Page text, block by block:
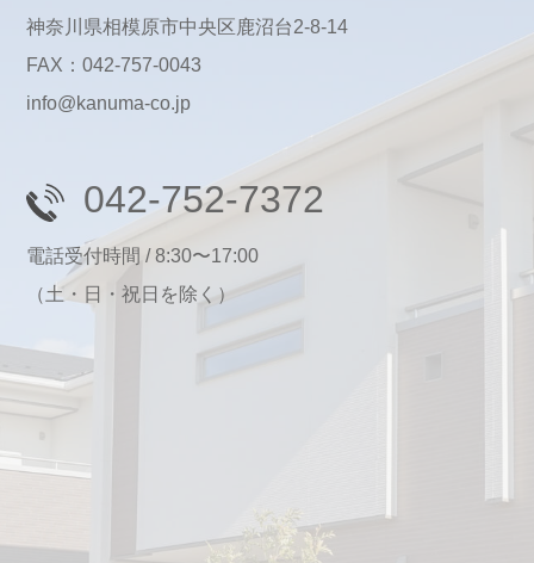
神奈川県相模原市中央区鹿沼台2-8-14
FAX：042-757-0043
info@kanuma-co.jp
042-752-7372
電話受付時間 / 8:30〜17:00
（土・日・祝日を除く）